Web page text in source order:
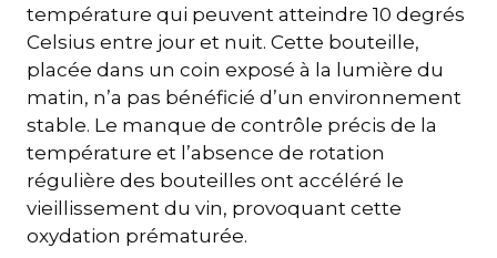
température qui peuvent atteindre 10 degrés
Celsius entre jour et nuit. Cette bouteille,
placée dans un coin exposé à la lumière du
matin, n’a pas bénéficié d’un environnement
stable. Le manque de contrôle précis de la
température et l’absence de rotation
régulière des bouteilles ont accéléré le
vieillissement du vin, provoquant cette
oxydation prématurée.